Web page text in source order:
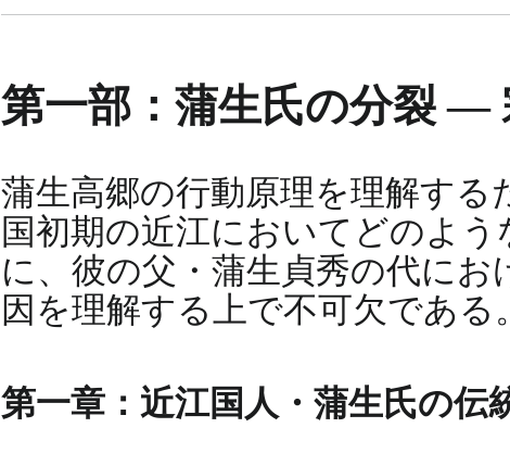
第一部：蒲生氏の分裂 ―
蒲生高郷の行動原理を理解す
国初期の近江においてどのよ
に、彼の父・蒲生貞秀の代に
因を理解する上で不可欠である。
第一章：近江国人・蒲生氏の伝